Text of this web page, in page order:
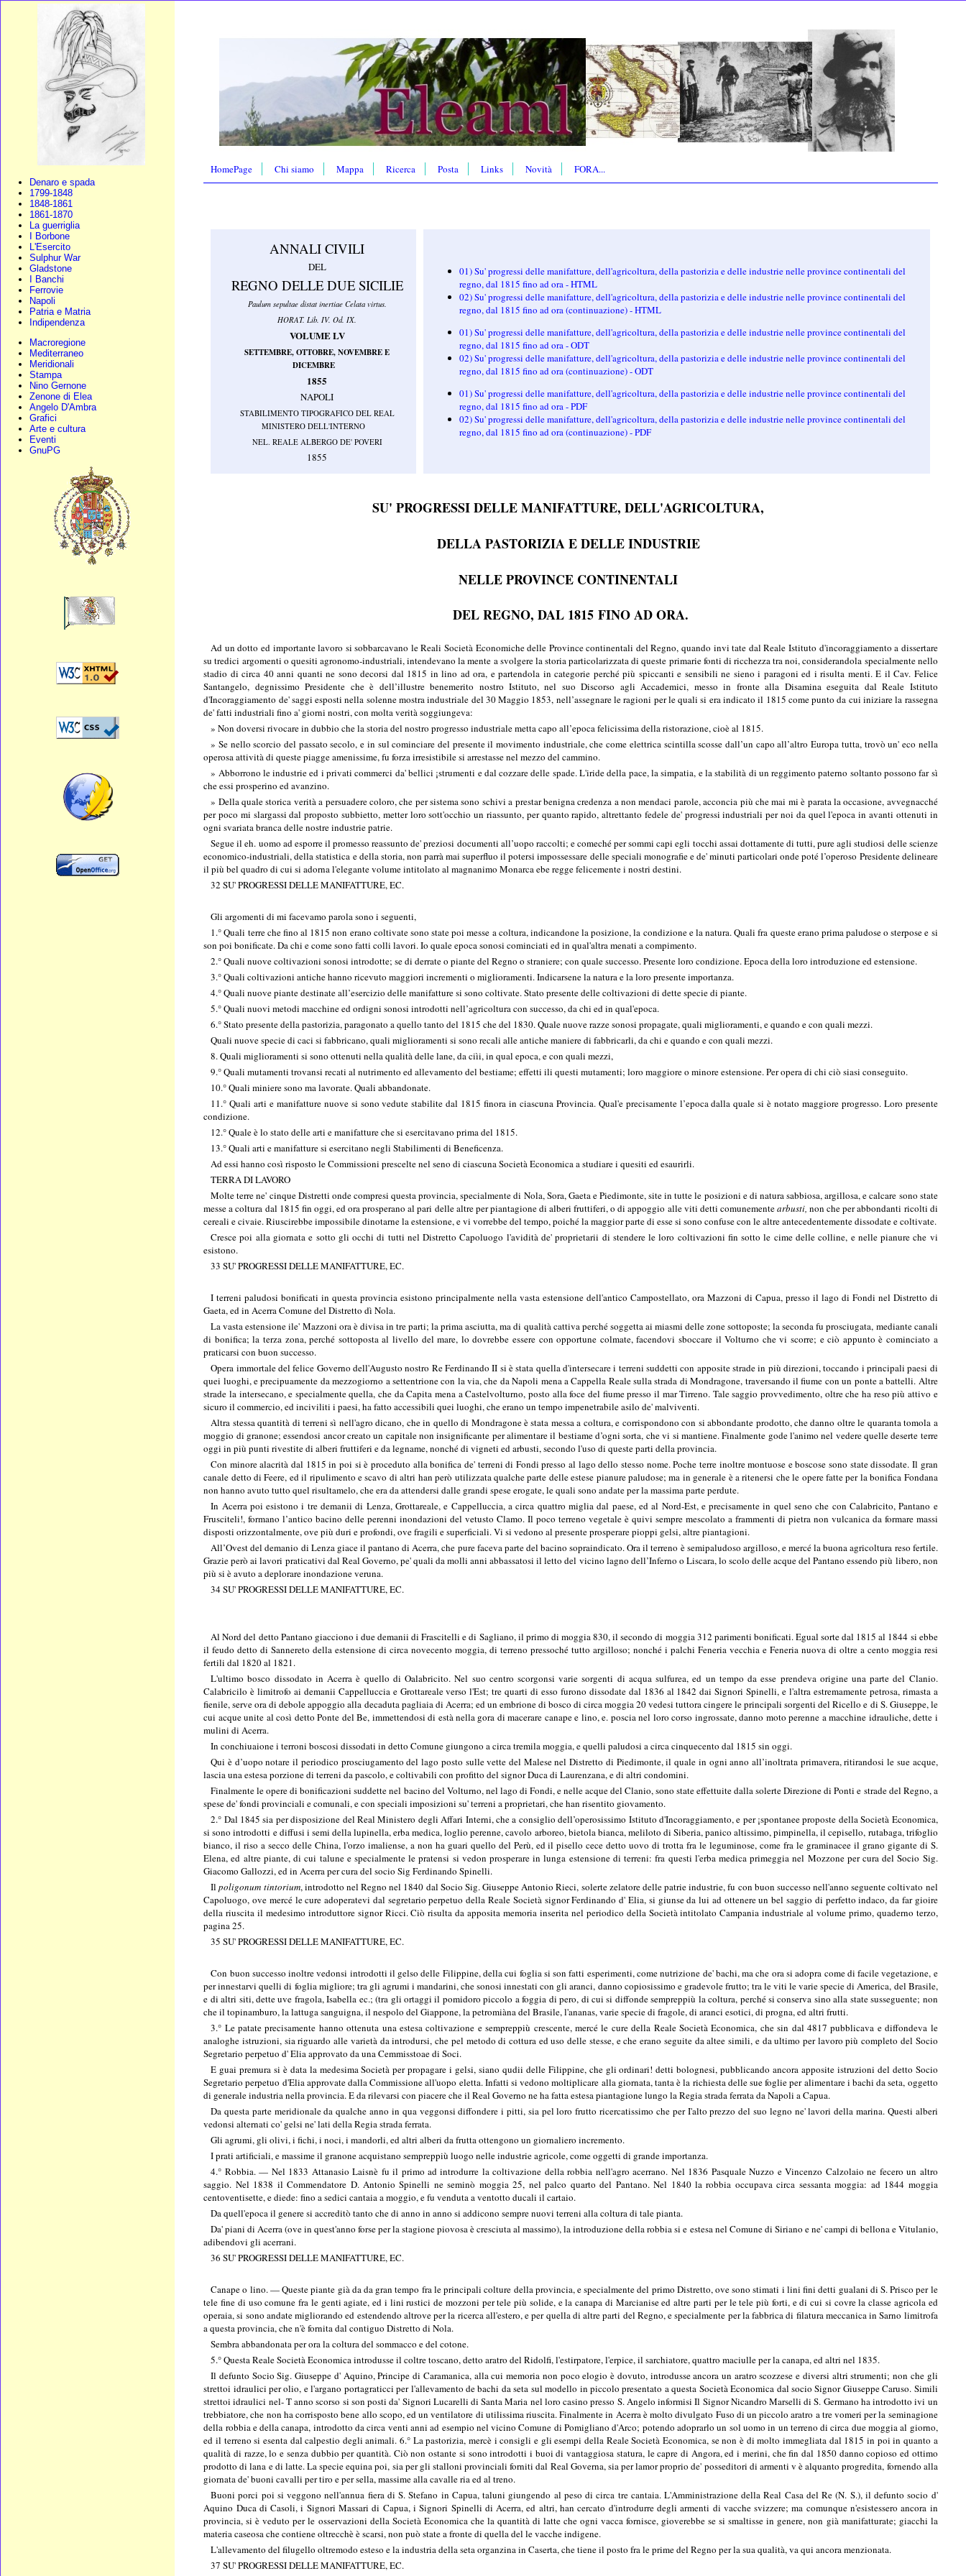
Denaro e spada
1799-1848
1848-1861
1861-1870
La guerriglia
I Borbone
L'Esercito
Sulphur War
Gladstone
I Banchi
Ferrovie
Napoli
Patria e Matria
Indipendenza
Macroregione
Mediterraneo
Meridionali
Stampa
Nino Gernone
Zenone di Elea
Angelo D'Ambra
Grafici
Arte e cultura
Eventi
GnuPG
HomePage Chi siamo Mappa Ricerca Posta Links Novità FORA...
ANNALI CIVILI
DEL
REGNO DELLE DUE SICILIE
Paulum sepultae distat inertiae Celata virtus.
HORAT. Lib. IV. Od. IX.
VOLUME LV
SETTEMBRE, OTTOBRE, NOVEMBRE E
DICEMBRE
1855
NAPOLI
STABILIMENTO TIPOGRAFICO DEL REAL
MINISTERO DELL'INTERNO
NEL. REALE ALBERGO DE' POVERI
1855
01) Su' progressi delle manifatture, dell'agricoltura, della pastorizia e delle industrie nelle province continentali del
regno, dal 1815 fino ad ora - HTML
02) Su' progressi delle manifatture, dell'agricoltura, della pastorizia e delle industrie nelle province continentali del
regno, dal 1815 fino ad ora (continuazione) - HTML
01) Su' progressi delle manifatture, dell'agricoltura, della pastorizia e delle industrie nelle province continentali del
regno, dal 1815 fino ad ora - ODT
02) Su' progressi delle manifatture, dell'agricoltura, della pastorizia e delle industrie nelle province continentali del
regno, dal 1815 fino ad ora (continuazione) - ODT
01) Su' progressi delle manifatture, dell'agricoltura, della pastorizia e delle industrie nelle province continentali del
regno, dal 1815 fino ad ora - PDF
02) Su' progressi delle manifatture, dell'agricoltura, della pastorizia e delle industrie nelle province continentali del
regno, dal 1815 fino ad ora (continuazione) - PDF
SU' PROGRESSI DELLE MANIFATTURE, DELL'AGRICOLTURA,
DELLA PASTORIZIA E DELLE INDUSTRIE
NELLE PROVINCE CONTINENTALI
DEL REGNO, DAL 1815 FINO AD ORA.
Ad un dotto ed importante lavoro si sobbarcavano le Reali Società Economiche delle Province continentali del Regno, quando invi tate dal Reale Istituto d'incoraggiamento a dissertare
su tredici argomenti o quesiti agronomo-industriali, intendevano la mente a svolgere la storia particolarizzata di queste primarie fonti di ricchezza tra noi, considerandola specialmente nello
stadio di circa 40 anni quanti ne sono decorsi dal 1815 in lino ad ora, e partendola in categorie perché più spiccanti e sensibili ne sieno i paragoni ed i risulta menti. E il Cav. Felice
Santangelo, degnissimo Presidente che è dell’illustre benemerito nostro Istituto, nel suo Discorso agli Accademici, messo in fronte alla Disamina eseguita dal Reale Istituto
d'Incoraggiamento de' saggi esposti nella solenne mostra industriale del 30 Maggio 1853, nell’assegnare le ragioni per le quali si era indicato il 1815 come punto da cui iniziare la rassegna
de' fatti industriali fino a' giorni nostri, con molta verità soggiungeva:
» Non doversi rivocare in dubbio che la storia del nostro progresso industriale metta capo all’epoca felicissima della ristorazione, cioè al 1815.
» Se nello scorcio del passato secolo, e in sul cominciare del presente il movimento industriale, che come elettrica scintilla scosse dall’un capo all’altro Europa tutta, trovò un' eco nella
operosa attività di queste piagge amenissime, fu forza irresistibile si arrestasse nel mezzo del cammino.
» Abborrono le industrie ed i privati commerci da' bellici ¡strumenti e dal cozzare delle spade. L'iride della pace, la simpatia, e la stabilità di un reggimento paterno soltanto possono far sì
che essi prosperino ed avanzino.
» Della quale storica verità a persuadere coloro, che per sistema sono schivi a prestar benigna credenza a non mendaci parole, acconcia più che mai mi è parata la occasione, avvegnacché
per poco mi slargassi dal proposto subbietto, metter loro sott'occhio un riassunto, per quanto rapido, altrettanto fedele de' progressi industriali per noi da quel l'epoca in avanti ottenuti in
ogni svariata branca delle nostre industrie patrie.
Segue il eh. uomo ad esporre il promesso reassunto de' preziosi documenti all’uopo raccolti; e comeché per sommi capi egli tocchi assai dottamente di tutti, pure agli studiosi delle scienze
economico-industriali, della statistica e della storia, non parrà mai superfluo il potersi impossessare delle speciali monografie e de' minuti particolari onde poté l’operoso Presidente delineare
il più bel quadro di cui si adorna l'elegante volume intitolato al magnanimo Monarca ebe regge felicemente i nostri destini.
32 SU' PROGRESSI DELLE MANIFATTURE, EC.
Gli argomenti di mi facevamo parola sono i seguenti,
1.° Quali terre che fino al 1815 non erano coltivate sono state poi messe a coltura, indicandone la posizione, la condizione e la natura. Quali fra queste erano prima paludose o sterpose e si
son poi bonificate. Da chi e come sono fatti colli lavori. Io quale epoca sonosi cominciati ed in qual'altra menati a compimento.
2.° Quali nuove coltivazioni sonosi introdotte; se di derrate o piante del Regno o straniere; con quale successo. Presente loro condizione. Epoca della loro introduzione ed estensione.
3.° Quali coltivazioni antiche hanno ricevuto maggiori incrementi o miglioramenti. Indicarsene la natura e la loro presente importanza.
4.° Quali nuove piante destinate all’esercizio delle manifatture si sono coltivate. Stato presente delle coltivazioni di dette specie di piante.
5.° Quali nuovi metodi macchine ed ordigni sonosi introdotti nell’agricoltura con successo, da chi ed in qual'epoca.
6.° Stato presente della pastorizia, paragonato a quello tanto del 1815 che del 1830. Quale nuove razze sonosi propagate, quali miglioramenti, e quando e con quali mezzi.
Quali nuove specie di caci si fabbricano, quali miglioramenti si sono recali alle antiche maniere di fabbricarli, da chi e quando e con quali mezzi.
8. Quali miglioramenti si sono ottenuti nella qualità delle lane, da ciìi, in qual epoca, e con quali mezzi,
9.° Quali mutamenti trovansi recati al nutrimento ed allevamento del bestiame; effetti ili questi mutamenti; loro maggiore o minore estensione. Per opera di chi ciò siasi conseguito.
10.° Quali miniere sono ma lavorate. Quali abbandonate.
11.° Quali arti e manifatture nuove si sono vedute stabilite dal 1815 finora in ciascuna Provincia. Qual'e precisamente l’epoca dalla quale si è notato maggiore progresso. Loro presente
condizione.
12.° Quale è lo stato delle arti e manifatture che si esercitavano prima del 1815.
13.° Quali arti e manifatture si esercitano negli Stabilimenti di Beneficenza.
Ad essi hanno così risposto le Commissioni prescelte nel seno di ciascuna Società Economica a studiare i quesiti ed esaurirli.
TERRA DI LAVORO
Molte terre ne' cinque Distretti onde compresi questa provincia, specialmente di Nola, Sora, Gaeta e Piedimonte, site in tutte le posizioni e di natura sabbiosa, argillosa, e calcare sono state
messe a coltura dal 1815 fin oggi, ed ora prosperano al pari delle altre per piantagione di alberi fruttiferi, o di appoggio alle viti detti comunementearbusti,non che per abbondanti ricolti di
cereali e civaie. Riuscirebbe impossibile dinotarne la estensione, e vi vorrebbe del tempo, poiché la maggior parte di esse si sono confuse con le altre antecedentemente dissodate e coltivate.
Cresce poi alla giornata e sotto gli occhi di tutti nel Distretto Capoluogo l'avidità de' proprietarii di stendere le loro coltivazioni fin sotto le cime delle colline, e nelle pianure che vi
esistono.
33 SU' PROGRESSI DELLE MANIFATTURE, EC.
I terreni paludosi bonificati in questa provincia esistono principalmente nella vasta estensione dell'antico Campostellato, ora Mazzoni di Capua, presso il lago di Fondi nel Distretto di
Gaeta, ed in Acerra Comune del Distretto dì Nola.
La vasta estensione ile' Mazzoni ora è divisa in tre parti; la prima asciutta, ma di qualità cattiva perché soggetta ai miasmi delle zone sottoposte; la seconda fu prosciugata, mediante canali
di bonifica; la terza zona, perché sottoposta al livello del mare, lo dovrebbe essere con opportune colmate, facendovi sboccare il Volturno che vi scorre; e ciò appunto è cominciato a
praticarsi con buon successo.
Opera immortale del felice Governo dell'Augusto nostro Re Ferdinando II si è stata quella d'intersecare i terreni suddetti con apposite strade in più direzioni, toccando i principali paesi di
quei luoghi, e precipuamente da mezzogiorno a settentrione con la via, che da Napoli mena a Cappella Reale sulla strada di Mondragone, traversando il fiume con un ponte a battelli. Altre
strade la intersecano, e specialmente quella, che da Capita mena a Castelvolturno, posto alla foce del fiume presso il mar Tirreno. Tale saggio provvedimento, oltre che ha reso più attivo e
sicuro il commercio, ed inciviliti i paesi, ha fatto accessibili quei luoghi, che erano un tempo impenetrabile asilo de' malviventi.
Altra stessa quantità di terreni sì nell'agro dicano, che in quello di Mondragone è stata messa a coltura, e corrispondono con si abbondante prodotto, che danno oltre le quaranta tomola a
moggio di granone; essendosi ancor creato un capitale non insignificante per alimentare il bestiame d’ogni sorta, che vi si mantiene. Finalmente gode l'animo nel vedere quelle deserte terre
oggi in più punti rivestite di alberi fruttiferi e da legname, nonché di vigneti ed arbusti, secondo l'uso di queste parti della provincia.
Con minore alacrità dal 1815 in poi si è proceduto alla bonifica de' terreni di Fondi presso al lago dello stesso nome. Poche terre inoltre montuose e boscose sono state dissodate. Il gran
canale detto di Feere, ed il ripulimento e scavo di altri han però utilizzata qualche parte delle estese pianure paludose; ma in generale è a ritenersi che le opere fatte per la bonifica Fondana
non hanno avuto tutto quel risultamelo, che era da attendersi dalle grandi spese erogate, le quali sono andate per la massima parte perdute.
In Acerra poi esistono i tre demanii di Lenza, Grottareale, e Cappelluccia, a circa quattro miglia dal paese, ed al Nord-Est, e precisamente in quel seno che con Calabricito, Pantano e
Frusciteli!, formano l’antico bacino delle perenni inondazioni del vetusto Clamo. Il poco terreno vegetale è quivi sempre mescolato a frammenti di pietra non vulcanica da formare massi
disposti orizzontalmente, ove più duri e profondi, ove fragili e superficiali. Vi si vedono al presente prosperare pioppi gelsi, altre piantagioni.
All’Ovest del demanio di Lenza giace il pantano di Acerra, che pure faceva parte del bacino sopraindicato. Ora il terreno è semipaludoso argilloso, e mercé la buona agricoltura reso fertile.
Grazie però ai lavori praticativi dal Real Governo, pe' quali da molli anni abbassatosi il letto del vicino lagno dell’Inferno o Liscara, lo scolo delle acque del Pantano essendo più libero, non
più si è avuto a deplorare inondazione veruna.
34 SU' PROGRESSI DELLE MANIFATTURE, EC.
Al Nord del detto Pantano giacciono i due demanii di Frascitelli e di Sagliano, il primo di moggia 830, il secondo di moggia 312 parimenti bonificati. Egual sorte dal 1815 al 1844 si ebbe
il feudo detto di Sannereto della estensione di circa novecento moggia, di terreno pressoché tutto argilloso; nonché i palchi Feneria vecchia e Feneria nuova di oltre a cento moggia resi
fertili dal 1820 al 1821.
L'ultimo bosco dissodato in Acerra è quello di Oalabricito. Nel suo centro scorgonsi varie sorgenti di acqua sulfurea, ed un tempo da esse prendeva origine una parte del Clanio.
Calabricilo è limitrofo ai demanii Cappelluccia e Grottareale verso l'Est; tre quarti di esso furono dissodate dal 1836 al 1842 dai Signori Spinelli, e l'altra estremamente petrosa, rimasta a
fienile, serve ora di debole appoggio alla decaduta pagliaia di Acerra; ed un embrione di bosco di circa moggia 20 vedesi tuttora cingere le principali sorgenti del Ricello e di S. Giuseppe, le
cui acque unite al così detto Ponte del Be, immettendosi di està nella gora di macerare canape e lino, e. poscia nel loro corso ingrossate, danno moto perenne a macchine idrauliche, dette i
mulini di Acerra.
In conchiuaione i terroni boscosi dissodati in detto Comune giungono a circa tremila moggia, e quelli paludosi a circa cinquecento dal 1815 sin oggi.
Qui è d’uopo notare il periodico prosciugamento del lago posto sulle vette del Malese nel Distretto di Piedimonte, il quale in ogni anno all’inoltrata primavera, ritirandosi le sue acque,
lascia una estesa porzione di terreni da pascolo, e coltivabili con profitto del signor Duca di Laurenzana, e di altri condomini.
Finalmente le opere di bonificazioni suddette nel bacino del Volturno, nel lago di Fondi, e nelle acque del Clanio, sono state effettuite dalla solerte Direzione di Ponti e strade del Regno, a
spese de' fondi provinciali e comunali, e con speciali imposizioni su' terreni a proprietari, che han risentito giovamento.
2.° Dal 1845 sia per disposizione del Real Ministero degli Affari Interni, che a consiglio dell’operosissimo Istituto d'Incoraggiamento, e per ¡spontanee proposte della Società Economica,
si sono introdotti e diffusi i semi della lupinella, erba medica, loglio perenne, cavolo arboreo, bietola bianca, meliloto di Siberia, panico altissimo, pimpinella, il cepisello, rutabaga, trifoglio
bianco, il riso a secco delle China, l'orzo imaliense, a non ha guari quello del Perù, ed il pisello cece detto uovo di trotta fra le leguminose, come fra le graminacee il grano gigante di S.
Elena, ed altre piante, di cui talune e specialmente le pratensi si vedon prosperare in lunga estensione di terreni: fra questi l'erba medica primeggia nel Mozzone per cura del Socio Sig.
Giacomo Gallozzi, ed in Acerra per cura del socio Sig Ferdinando Spinelli.
Ilpoligonum tintorium, introdotto nel Regno nel 1840 dal Socio Sig. Giuseppe Antonio Rieci, solerte zelatore delle patrie industrie, fu con buon successo nell'anno seguente coltivato nel
Capoluogo, ove mercé le cure adoperatevi dal segretario perpetuo della Reale Società signor Ferdinando d' Elia, si giunse da lui ad ottenere un bel saggio di perfetto indaco, da far gioire
della riuscita il medesimo introduttore signor Ricci. Ciò risulta da apposita memoria inserita nel periodico della Società intitolato Campania industriale al volume primo, quaderno terzo,
pagina 25.
35 SU' PROGRESSI DELLE MANIFATTURE, EC.
Con buon successo inoltre vedonsi introdotti il gelso delle Filippine, della cui foglia si son fatti esperimenti, come nutrizione de' bachi, ma che ora si adopra come di facile vegetazione, e
per innestarvi quelli di foglia migliore; tra gli agrumi i mandarini, che sonosi innestati con gli aranci, danno copiosissimo e gradevole frutto; tra le viti le varie specie di America, del Brasile,
e di altri siti, dette uve fragola, Isabella ec.; (tra gli ortaggi il pomidoro piccolo a foggia di pero, di cui si diffonde sempreppiù la coltura, perché si conserva sino alla state susseguente; non
che il topinamburo, la lattuga sanguigna, il nespolo del Giappone, la petromiàna del Brasile, l'ananas, varie specie di fragole, di aranci esotici, di progna, ed altri frutti.
3.° Le patate precisamente hanno ottenuta una estesa coltivazione e sempreppiù crescente, mercé le cure della Reale Società Economica, che sin dal 4817 pubblicava e diffondeva le
analoghe istruzioni, sia riguardo alle varietà da introdursi, che pel metodo di cottura ed uso delle stesse, e che erano seguite da altee simili, e da ultimo per lavoro più completo del Socio
Segretario perpetuo d' Elia approvato da una Cemmisstoae di Soci.
E guai premura si è data la medesima Società per propagare i gelsi, siano qudii delle Filippine, che gli ordinari! detti bolognesi, pubblicando ancora apposite istruzioni del detto Socio
Segretario perpetuo d'Elia approvate dalla Commissione all'uopo eletta. Infatti si vedono moltiplicare alla giornata, tanta è la richiesta delle sue foglie per alimentare i bachi da seta, oggetto
di generale industria nella provincia. E da rilevarsi con piacere che il Real Governo ne ha fatta estesa piantagione lungo la Regia strada ferrata da Napoli a Capua.
Da questa parte meridionale da qualche anno in qua veggonsi diffondere i pitti, sia pel loro frutto ricercatissimo che per I'alto prezzo del suo legno ne' lavori della marina. Questi alberi
vedonsi alternati co' gelsi ne' lati della Regia strada ferrata.
Gli agrumi, gli olivi, i fichi, i noci, i mandorli, ed altri alberi da frutta ottengono un giornaliero incremento.
I prati artificiali, e massime il granone acquistano sempreppiù luogo nelle industrie agricole, come oggetti di grande importanza.
4.° Robbia. — Nel 1833 Attanasio Laisnè fu il primo ad introdurre la coltivazione della robbia nell'agro acerrano. Nel 1836 Pasquale Nuzzo e Vincenzo Calzolaio ne fecero un altro
saggio. Nel 1838 il Commendatore D. Antonio Spinelli ne seminò moggia 25, nel palco quarto del Pantano. Nel 1840 la robbia occupava circa sessanta moggia: ad 1844 moggia
centoventisette, e diede: fino a sedici cantaia a moggio, e fu venduta a ventotto ducali il cartaio.
Da quell'epoca il genere si accreditò tanto che di anno in anno si addicono sempre nuovi terreni alla coltura di tale pianta.
Da' piani di Acerra (ove in quest'anno forse per la stagione piovosa è cresciuta al massimo), la introduzione della robbia si e estesa nel Comune di Siriano e ne' campi di bellona e Vitulanio,
adibendovi gli acerrani.
36 SU' PROGRESSI DELLE MANIFATTURE, EC.
Canape o lino. — Queste piante già da da gran tempo fra le principali colture della provincia, e specialmente del primo Distretto, ove sono stimati i lini fini detti gualani di S. Prisco per le
tele fine di uso comune fra le genti agiate, ed i lini rustici de mozzoni per tele più solide, e la canapa di Marcianise ed altre parti per le tele più forti, e di cui si covre la classe agricola ed
operaia, si sono andate migliorando ed estendendo altrove per la ricerca all'estero, e per quella di altre parti del Regno, e specialmente per la fabbrica di filatura meccanica in Sarno limitrofa
a questa provincia, che n'è fornita dal contiguo Distretto di Nola.
Sembra abbandonata per ora la coltura del sommacco e del cotone.
5.° Questa Reale Società Economica introdusse il coltre toscano, detto aratro del Ridolfi, l'estirpatore, l'erpice, il sarchiatore, quattro maciulle per la canapa, ed altri nel 1835.
Il defunto Socio Sig. Giuseppe d' Aquino, Principe di Caramanica, alla cui memoria non poco elogio è dovuto, introdusse ancora un aratro scozzese e diversi altri strumenti; non che gli
strettoi idraulici per olio, e l'argano portagraticci per l'allevamento de bachi da seta sul modello in piccolo presentato a questa Società Economica dal socio Signor Giuseppe Caruso. Simili
strettoi idraulici nel- T anno scorso si son posti da' Signori Lucarelli di Santa Maria nel loro casino presso S. Angelo informisi Il Signor Nicandro Marselli di S. Germano ha introdotto ivi un
trebbiatore, che non ha corrisposto bene allo scopo, ed un ventilatore di utilissima riuscita. Finalmente in Acerra è molto divulgato Fuso di un piccolo aratro a tre vomeri per la seminagione
della robbia e della canapa, introdotto da circa venti anni ad esempio nel vicino Comune di Pomigliano d'Arco; potendo adoprarlo un sol uomo in un terreno di circa due moggia al giorno,
ed il terreno si esenta dal calpestio degli animali. 6.° La pastorizia, mercè i consigli e gli esempi della Reale Società Economica, se non è di molto immegliata dal 1815 in poi in quanto a
qualità di razze, lo e senza dubbio per quantità. Ciò non ostante si sono introdotti i buoi di vantaggiosa statura, le capre di Angora, ed i merini, che fin dal 1850 danno copioso ed ottimo
prodotto di lana e di latte. La specie equina poi, sia per gli stalloni provinciali forniti dal Real Governa, sia per lamor proprio de' posseditori di armenti v è alquanto progredita, fornendo alla
giornata de' buoni cavalli per tiro e per sella, massime alla cavalle ria ed al treno.
Buoni porci poi si veggono nell'annua fiera di S. Stefano in Capua, taluni giungendo al peso di circa tre cantaia. L'Amministrazione della Real Casa del Re (N. S.), il defunto socio d'
Aquino Duca di Casoli, i Signori Massari di Capua, i Signori Spinelli di Acerra, ed altri, han cercato d'introdurre degli armenti di vacche svizzere; ma comunque n'esistessero ancora in
provincia, si è veduto per le osservazioni della Società Economica che la quantità di latte che ogni vacca fornisce, gioverebbe se si smaltisse in genere, non già manifatturate; giacchi la
materia caseosa che contiene oltrecchè è scarsi, non può state a fronte di quella del le vacche indigene.
L'allevamento del filugello oltremodo esteso e la industria della seta organzina in Caserta, che tiene il posto fra le prime del Regno per la sua qualità, va qui ancora menzionata.
37 SU' PROGRESSI DELLE MANIFATTURE, EC.